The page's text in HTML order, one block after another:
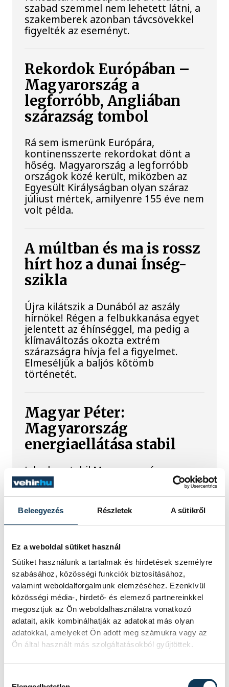
Beleegyezés Részletek A sütikről
Ez a weboldal sütiket használ
Sütiket használunk a tartalmak és hirdetések személyre
szabásához, közösségi funkciók biztosításához,
valamint weboldalforgalmunk elemzéséhez. Ezenkívül
közösségi média-, hirdető- és elemező partnereinkkel
megosztjuk az Ön weboldalhasználatra vonatkozó
adatait, akik kombinálhatják az adatokat más olyan
adatokkal, amelyeket Ön adott meg számukra vagy az
Ön által használt más szolgáltatásokból gyűjtöttek.
szabad szemmel nem lehetett látni, a
szakemberek azonban távcsövekkel
figyelték az eseményt.
Rekordok Európában –
Magyarország a
legforróbb, Angliában
szárazság tombol
Rá sem ismerünk Európára,
kontinensszerte rekordokat dönt a
hőség. Magyarország a legforróbb
országok közé került, miközben az
Egyesült Királyságban olyan száraz
júliust mértek, amilyenre 155 éve nem
volt példa.
A múltban és ma is rossz
hírt hoz a dunai Ínség-
szikla
Újra kilátszik a Dunából az aszály
hírnöke! Régen a felbukkanása egyet
jelentett az éhínséggel, ma pedig a
klímaváltozás okozta extrém
szárazságra hívja fel a figyelmet.
Elmeséljük a baljós kőtömb
történetét.
Magyar Péter:
Magyarország
energiaellátása stabil
Jelenleg stabil Magyarország
energiaellátása, a paksi erőmű
munkatársai azon dolgoznak, hogy az
utolsó még termelő turbina
hibamentesen működjön - közölte a
miniszterelnök a paksi erőműnél tett
Játék közben fedezik fel
a tudomány világát a
veszprémi gyerekek
Látványos kísérletek, kreatív
feladatok és sok-sok élmény várja a
Labsben. Videónkban Balassa
Marietta, a központ vezetője mutatja